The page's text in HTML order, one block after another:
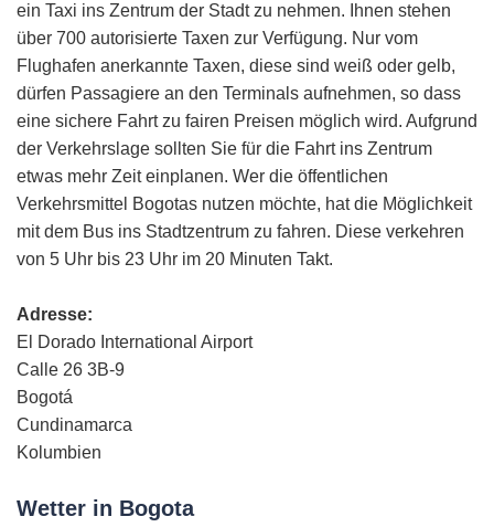
ein Taxi ins Zentrum der Stadt zu nehmen. Ihnen stehen
über 700 autorisierte Taxen zur Verfügung. Nur vom
Flughafen anerkannte Taxen, diese sind weiß oder gelb,
dürfen Passagiere an den Terminals aufnehmen, so dass
eine sichere Fahrt zu fairen Preisen möglich wird. Aufgrund
der Verkehrslage sollten Sie für die Fahrt ins Zentrum
etwas mehr Zeit einplanen. Wer die öffentlichen
Verkehrsmittel Bogotas nutzen möchte, hat die Möglichkeit
mit dem Bus ins Stadtzentrum zu fahren. Diese verkehren
von 5 Uhr bis 23 Uhr im 20 Minuten Takt.
Adresse:
El Dorado International Airport
Calle 26 3B-9
Bogotá
Cundinamarca
Kolumbien
Wetter in Bogota